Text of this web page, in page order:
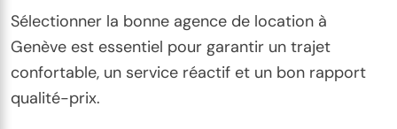
Sélectionner la bonne agence de location à
Genève est essentiel pour garantir un trajet
confortable, un service réactif et un bon rapport
qualité-prix.